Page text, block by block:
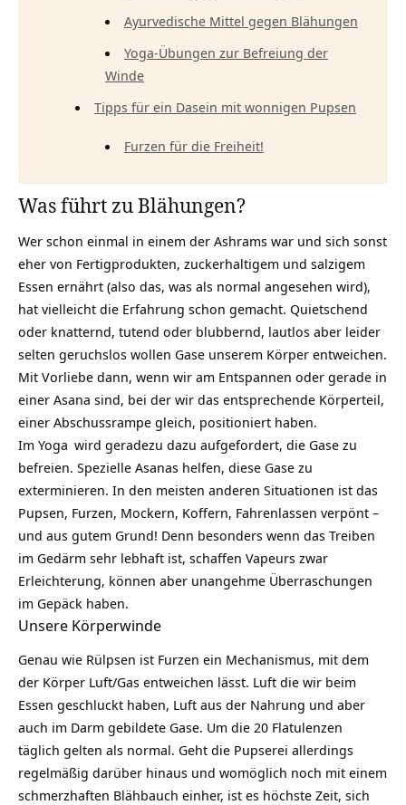
Ayurvedische Mittel gegen Blähungen
Yoga-Übungen zur Befreiung der
Winde
Tipps für ein Dasein mit wonnigen Pupsen
Furzen für die Freiheit!
Was führt zu Blähungen?
Wer schon einmal in einem der Ashrams war und sich sonst
eher von Fertigprodukten, zuckerhaltigem und salzigem
Essen ernährt (also das, was als normal angesehen wird),
hat vielleicht die Erfahrung schon gemacht. Quietschend
oder knatternd, tutend oder blubbernd, lautlos aber leider
selten geruchslos wollen Gase unserem Körper entweichen.
Mit Vorliebe dann, wenn wir am Entspannen oder gerade in
einer Asana sind, bei der wir das entsprechende Körperteil,
einer Abschussrampe gleich, positioniert haben.
Im Yoga wird geradezu dazu aufgefordert, die Gase zu
befreien. Spezielle Asanas helfen, diese Gase zu
exterminieren. In den meisten anderen Situationen ist das
Pupsen, Furzen, Mockern, Koffern, Fahrenlassen verpönt –
und aus gutem Grund! Denn besonders wenn das Treiben
im Gedärm sehr lebhaft ist, schaffen Vapeurs zwar
Erleichterung, können aber unangehme Überraschungen
im Gepäck haben.
Unsere Körperwinde
Genau wie Rülpsen ist Furzen ein Mechanismus, mit dem
der Körper Luft/Gas entweichen lässt. Luft die wir beim
Essen geschluckt haben, Luft aus der Nahrung und aber
auch im Darm gebildete Gase. Um die 20 Flatulenzen
täglich gelten als normal. Geht die Pupserei allerdings
regelmäßig darüber hinaus und womöglich noch mit einem
schmerzhaften Blähbauch einher, ist es höchste Zeit, sich